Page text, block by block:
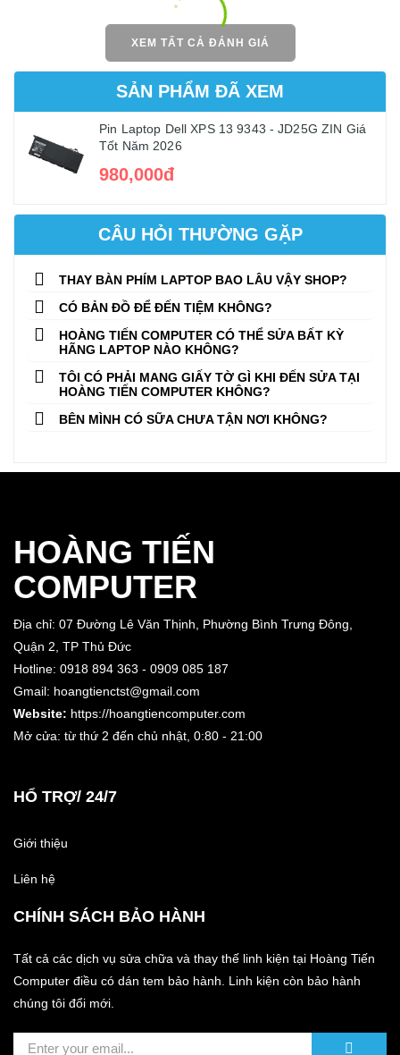
XEM TẤT CẢ ĐÁNH GIÁ
SẢN PHẨM ĐÃ XEM
Pin Laptop Dell XPS 13 9343 - JD25G ZIN Giá
Tốt Năm 2026
980,000đ
CÂU HỎI THƯỜNG GẶP
THAY BÀN PHÍM LAPTOP BAO LÂU VẬY SHOP?
CÓ BẢN ĐỒ ĐỂ ĐẾN TIỆM KHÔNG?
HOÀNG TIẾN COMPUTER CÓ THỂ SỬA BẤT KỲ
HÃNG LAPTOP NÀO KHÔNG?
TÔI CÓ PHẢI MANG GIẤY TỜ GÌ KHI ĐẾN SỬA TẠI
HOÀNG TIẾN COMPUTER KHÔNG?
BÊN MÌNH CÓ SỮA CHƯA TẬN NƠI KHÔNG?
HOÀNG TIẾN
COMPUTER
Địa chỉ: 07 Đường Lê Văn Thịnh, Phường Bình Trưng Đông,
Quận 2, TP Thủ Đức
Hotline: 0918 894 363 - 0909 085 187
Gmail: hoangtienctst@gmail.com
Website: https://hoangtiencomputer.com
Mở cửa: từ thứ 2 đến chủ nhật, 0:80 - 21:00
HỔ TRỢ/ 24/7
Giới thiệu
Liên hệ
CHÍNH SÁCH BẢO HÀNH
Tất cả các dịch vụ sửa chữa và thay thế linh kiện tại Hoàng Tiến
Computer điều có dán tem bảo hành. Linh kiện còn bảo hành
chúng tôi đổi mới.